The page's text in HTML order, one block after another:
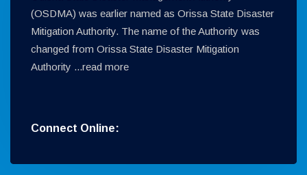
(OSDMA) was earlier named as Orissa State Disaster
Mitigation Authority. The name of the Authority was
changed from Orissa State Disaster Mitigation
Authority ...read more
Connect Online: